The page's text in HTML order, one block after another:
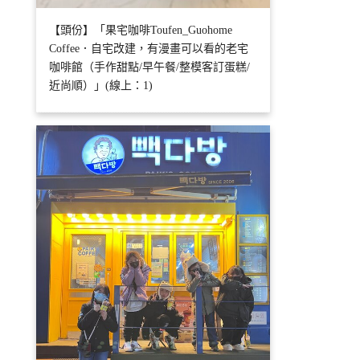
【頭份】「果宅咖啡Toufen_Guohome
Coffee．自宅改建，有漫畫可以看的老宅
咖啡館（手作甜點/早午餐/整模客訂蛋糕/
近尚順）」(線上：1)